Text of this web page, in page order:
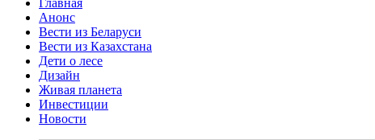
Анонс
Вести из Беларуси
Вести из Казахстана
Дети о лесе
Дизайн
Живая планета
Инвестиции
Новости